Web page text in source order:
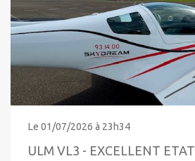
Le 01/07/2026 à 23h34
ULM VL3 - EXCELLENT ETAT